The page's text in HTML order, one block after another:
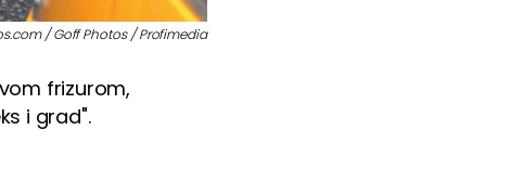
/ Goff Photos / Profimedia
frizurom,
i grad".